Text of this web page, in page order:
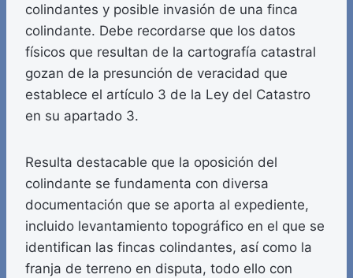
colindantes y posible invasión de una finca
colindante. Debe recordarse que los datos
físicos que resultan de la cartografía catastral
gozan de la presunción de veracidad que
establece el artículo 3 de la Ley del Catastro
en su apartado 3.
Resulta destacable que la oposición del
colindante se fundamenta con diversa
documentación que se aporta al expediente,
incluido levantamiento topográfico en el que se
identifican las fincas colindantes, así como la
franja de terreno en disputa, todo ello con